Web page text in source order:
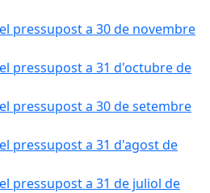
pressupost a 30 de novembre
pressupost a 31 d'octubre de
pressupost a 30 de setembre
pressupost a 31 d'agost de
pressupost a 31 de juliol de